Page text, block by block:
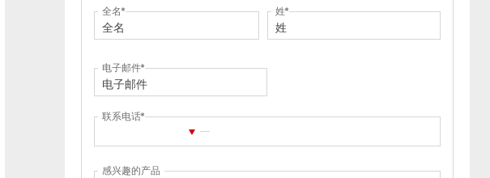
全名 姓
电子邮件
联系电话
感兴趣的产品